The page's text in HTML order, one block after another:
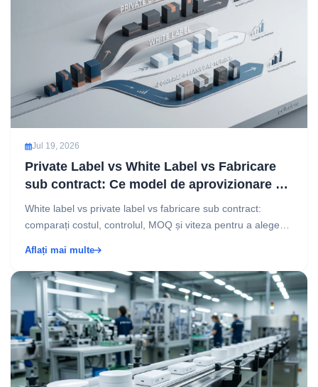
Jul 19, 2026
Private Label vs White Label vs Fabricare
sub contract: Ce model de aprovizionare se
potrivește afacerii dvs.?
White label vs private label vs fabricare sub contract:
comparați costul, controlul, MOQ și viteza pentru a alege
Aflați mai multe